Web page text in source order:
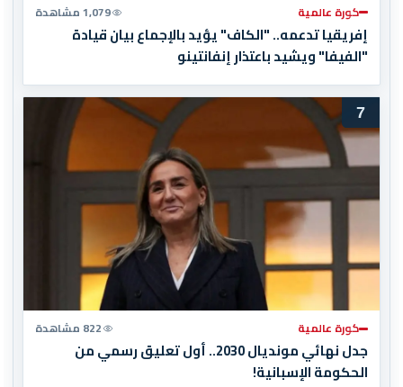
كورة عالمية 1,079 مشاهدة
إفريقيا تدعمه.. "الكاف" يؤيد بالإجماع بيان قيادة
"الفيفا" ويشيد باعتذار إنفانتينو
7
كورة عالمية 822 مشاهدة
جدل نهائي مونديال 2030.. أول تعليق رسمي من
الحكومة الإسبانية!